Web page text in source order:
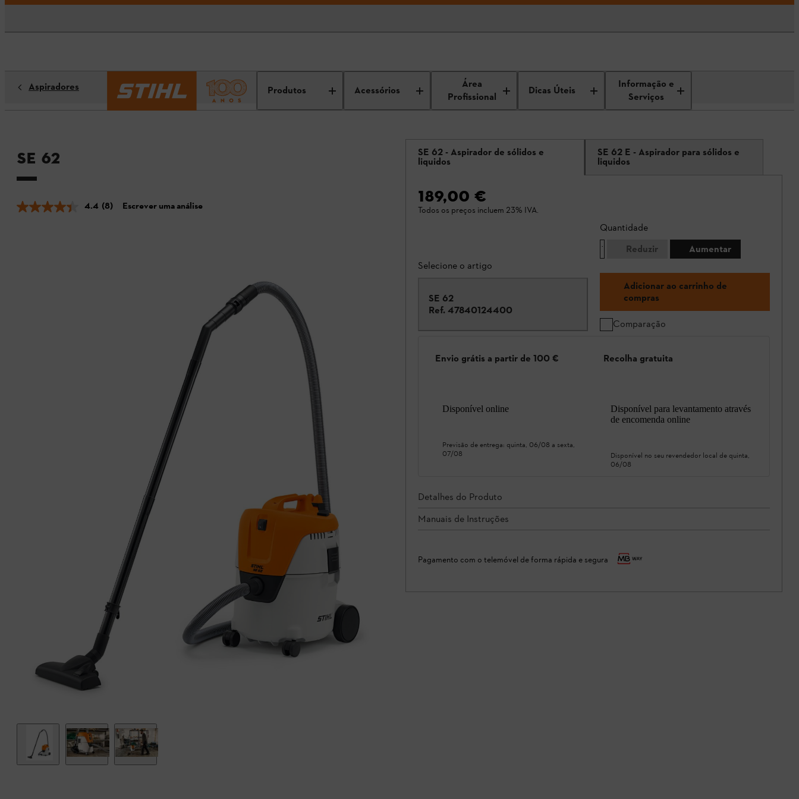
Produtos Acessórios
Área
Profissional
Dicas Úteis
Informação e
Serviços
Aspiradores
SE 62
4.4 (8) Escrever uma análise
SE 62 - Aspirador de sólidos e
liquidos
SE 62 E - Aspirador para sólidos e
liquidos
189,00 €
Todos os preços incluem 23% IVA.
Selecione o artigo
SE 62
Ref. 47840124400
Quantidade
Reduzir
Aumentar
Adicionar ao carrinho de
compras
Comparação
Envio grátis a partir de 100 €
Disponível online
Previsão de entrega: quinta, 06/08 a sexta,
07/08
Recolha gratuita
Disponível para levantamento através
de encomenda online
Disponível no seu revendedor local de quinta,
06/08
Detalhes do Produto
Manuais de Instruções
Pagamento com o telemóvel de forma rápida e segura